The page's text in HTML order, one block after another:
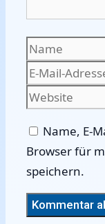
Name
Name, E-
Browser für
speichern.